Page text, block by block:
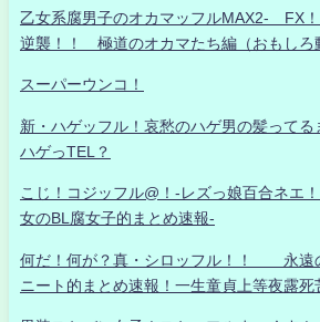
乙女系腐男子のオカマッフルMAX2- FX
逆襲！！ 極道のオカマたち編（おもしろ
スーパーウンコ！
新・ハゲッフル！哀愁のハゲ男の髪ってる
ハゲっTEL？
こじ！コジッフル@！-レズっ娘百合ネエ
女のBL腐女子的まとめ速報-
何だ！何が？真・シロッフル！！ 永遠
ニート的まとめ速報！一生童貞上等夜露死